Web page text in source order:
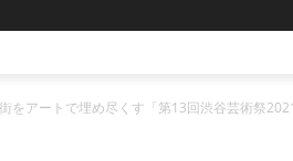
をアートで埋め尽くす「第13回渋谷芸術祭